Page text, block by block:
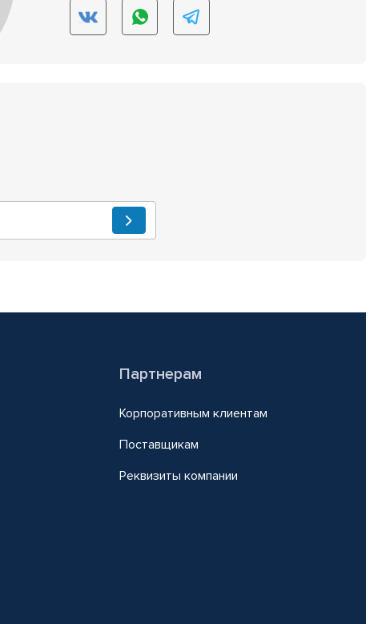
Партнерам
Корпоративным клиентам
Поставщикам
Реквизиты компании